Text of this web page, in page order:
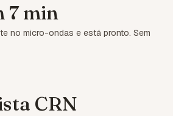
7 min
no micro-ondas e está pronto. Sem
CRN